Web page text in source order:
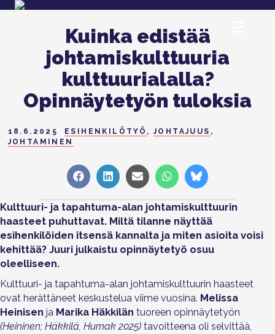
Kuinka edistää
johtamiskulttuuria
kulttuurialalla?
Opinnäytetyön tuloksia
18.6.2025 ESIHENKILÖTYÖ ,JOHTAJUUS ,
JOHTAMINEN
Share
on
Share
on
Share
on
Share
on
Share
on
Kulttuuri- ja tapahtuma-alan johtamiskulttuurin
haasteet puhuttavat. Miltä tilanne näyttää
esihenkilöiden itsensä kannalta ja miten asioita voisi
kehittää? Juuri julkaistu opinnäytetyö osuu
oleelliseen.
Kulttuuri- ja tapahtuma-alan johtamiskulttuurin haasteet
ovat herättäneet keskustelua viime vuosina. Melissa
Heinisen ja Marika Häkkilän tuoreen opinnäytetyön
(Heininen; Häkkilä, Humak 2025) tavoitteena oli selvittää,